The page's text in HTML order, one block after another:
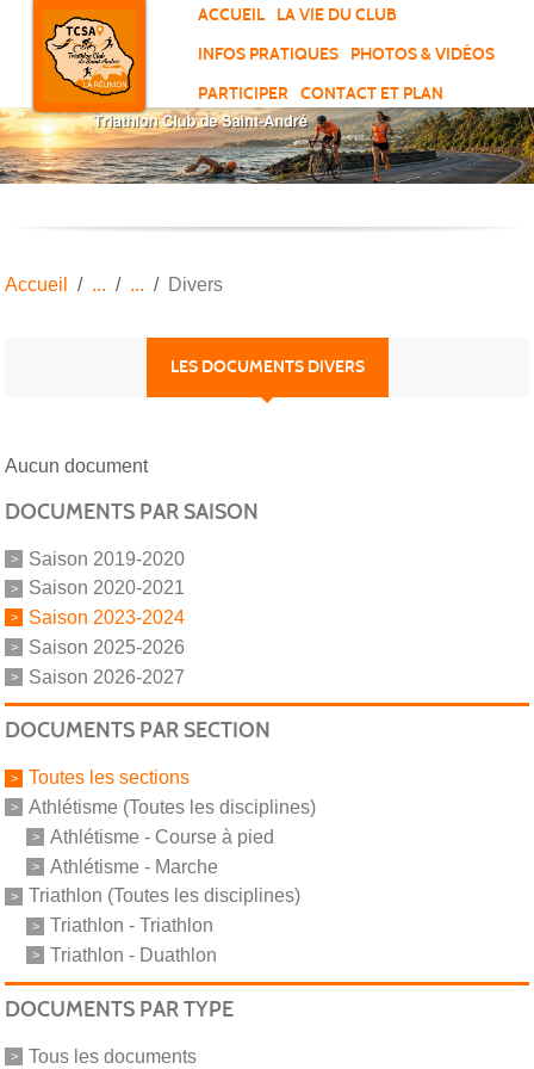
ACCUEIL
LA VIE DU CLUB
INFOS PRATIQUES
PHOTOS & VIDÉOS
PARTICIPER
CONTACT ET PLAN
Accueil Divers
LES DOCUMENTS DIVERS
Aucun document
DOCUMENTS PAR SAISON
Saison 2019-2020
Saison 2020-2021
Saison 2023-2024
Saison 2025-2026
Saison 2026-2027
DOCUMENTS PAR SECTION
Toutes les sections
Athlétisme (Toutes les disciplines)
Athlétisme - Course à pied
Athlétisme - Marche
Triathlon (Toutes les disciplines)
Triathlon - Triathlon
Triathlon - Duathlon
DOCUMENTS PAR TYPE
Tous les documents
Panneau de gestion des cookies